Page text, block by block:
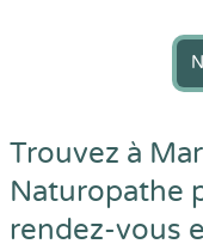
Trouvez à
Naturopathe
rendez-vous